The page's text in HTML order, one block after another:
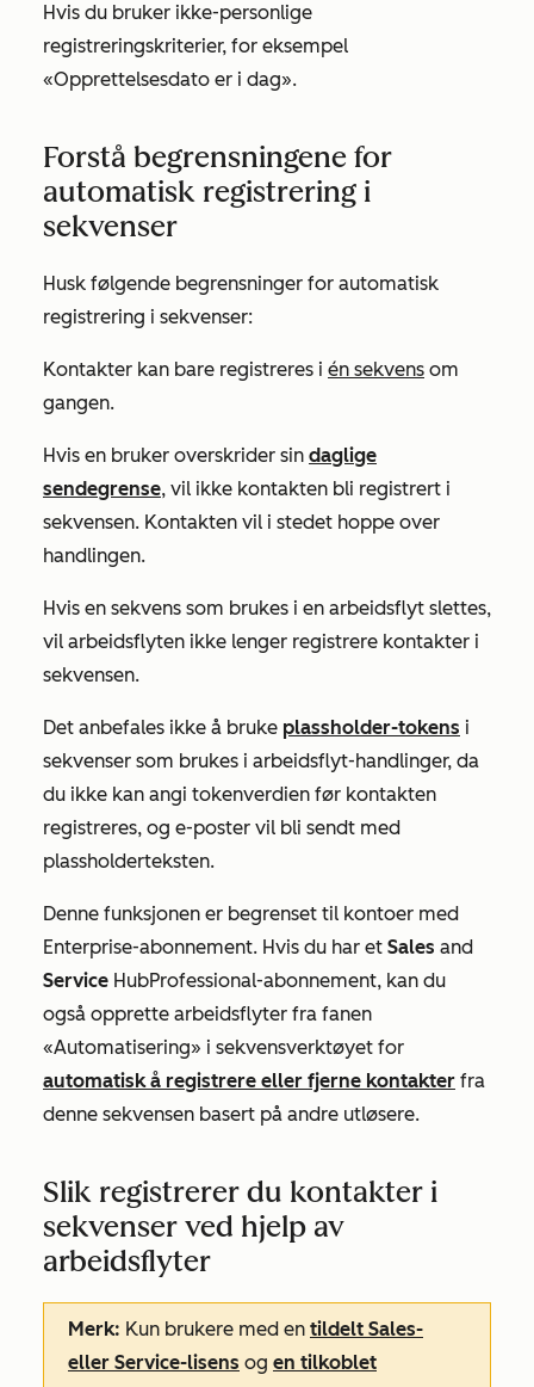
Hvis du bruker ikke-personlige
registreringskriterier, for eksempel
«Opprettelsesdato er i dag».
Forstå begrensningene for
automatisk registrering i
sekvenser
Husk følgende begrensninger for automatisk
registrering i sekvenser:
Kontakter kan bare registreres i én sekvens om
gangen.
Hvis en bruker overskrider sin daglige
sendegrense, vil ikke kontakten bli registrert i
sekvensen. Kontakten vil i stedet hoppe over
handlingen.
Hvis en sekvens som brukes i en arbeidsflyt slettes,
vil arbeidsflyten ikke lenger registrere kontakter i
sekvensen.
Det anbefales ikke å bruke plassholder-tokens i
sekvenser som brukes i arbeidsflyt-handlinger, da
du ikke kan angi tokenverdien før kontakten
registreres, og e-poster vil bli sendt med
plassholderteksten.
Denne funksjonen er begrenset til kontoer med
Enterprise-abonnement. Hvis du har et Sales and
Service HubProfessional-abonnement, kan du
også opprette arbeidsflyter fra fanen
«Automatisering» i sekvensverktøyet for
automatisk å registrere eller fjerne kontakter fra
denne sekvensen basert på andre utløsere.
Slik registrerer du kontakter i
sekvenser ved hjelp av
arbeidsflyter
Merk: Kun brukere med en tildelt Sales-
eller Service-lisens og en tilkoblet